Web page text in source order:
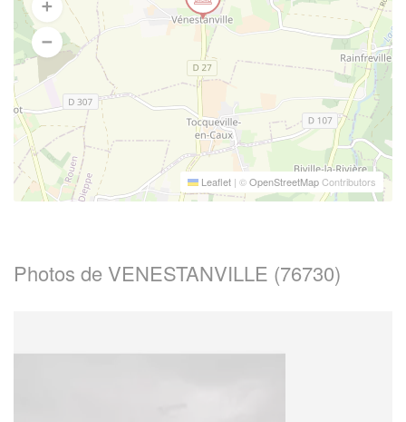
Leaflet | ©OpenStreetMapContributors
Photos de VENESTANVILLE (76730)